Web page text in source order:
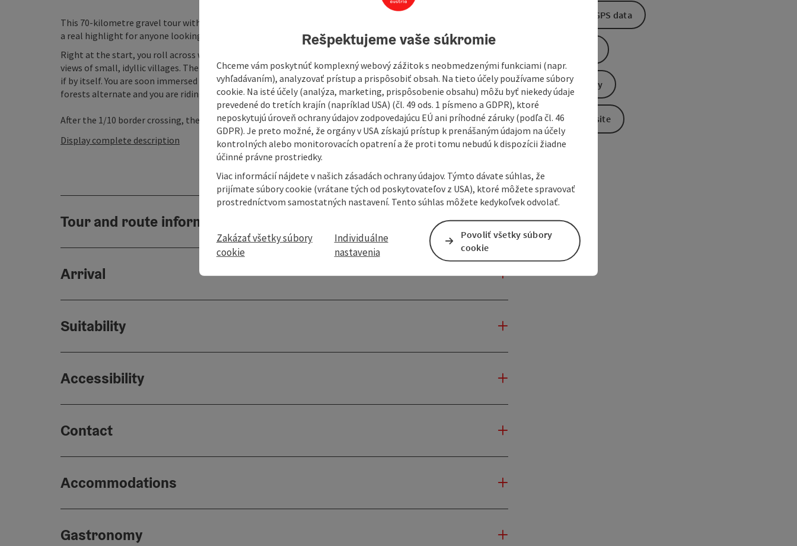
This 70-kilometre gravel tour with an elevation gain of around 1000 meters is a
a real highlight for anyone looking for a gentle adventure.
Right at the start, you roll across wide meadows and fields on the Austrian side - with wonderful panoramic
views of small, idyllic villages. The climbs are moderate, the paths are well-maintained and the gravel runs as
if by itself. You are soon immersed in the tranquillity of the national park, where dense mixed and coniferous
forests alternate and you are riding on over 50% of the finest gravel paths.
After the 1/10 border crossing, the ...
Display complete description
Tour and route information
Arrival
Suitability
Accessibility
Contact
Accommodations
Gastronomy
Download GPS data
Send inquiry
To the website
Rešpektujeme vaše súkromie
Chceme vám poskytnúť komplexný webový zážitok s neobmedzenými funkciami (napr.
vyhľadávaním), analyzovať prístup a prispôsobiť obsah. Na tieto účely používame súbory
cookie. Na isté účely (analýza, marketing, prispôsobenie obsahu) môžu byť niekedy údaje
prevedené do tretích krajín (napríklad USA) (čl. 49 ods. 1 písmeno a GDPR), ktoré
neposkytujú úroveň ochrany údajov zodpovedajúcu EÚ ani príhodné záruky (podľa čl. 46
GDPR). Je preto možné, že orgány v USA získajú prístup k prenášaným údajom na účely
kontrolných alebo monitorovacích opatrení a že proti tomu nebudú k dispozícii žiadne
účinné právne prostriedky.
Viac informácií nájdete v našich zásadách ochrany údajov. Týmto dávate súhlas, že
prijímate súbory cookie (vrátane tých od poskytovateľov z USA), ktoré môžete spravovať
prostredníctvom samostatných nastavení. Tento súhlas môžete kedykoľvek odvolať.
Zakázať všetky súbory
cookie
Individuálne
nastavenia
Povoliť všetky súbory
cookie